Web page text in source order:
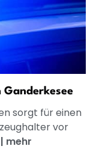
Ganderkesee
sorgt für einen
vor
| mehr